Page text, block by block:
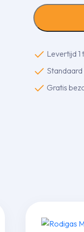
trilmat
met
aantal
Levertijd
Gratis